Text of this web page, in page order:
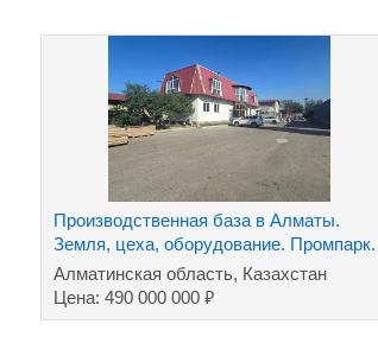
Производственная база в Алматы.
Земля, цеха, оборудование. Промпарк.
Алматинская область, Казахстан
Цена: 490 000 000₽